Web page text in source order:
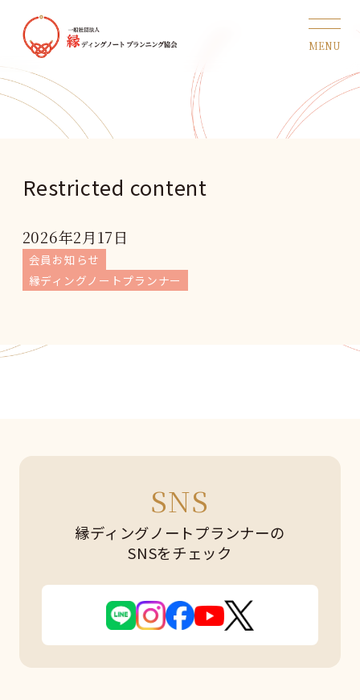
Restricted content
2026年2月17日
会員お知らせ
縁ディングノートプランナー
SNS
縁ディングノートプランナーの
SNSをチェック